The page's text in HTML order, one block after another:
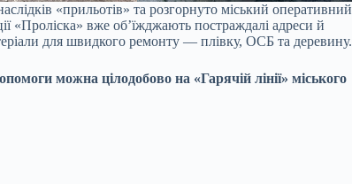
«прильотів» та розгорнуто міський оперативний
«Проліска» вже об’їжджають постраждалі адреси й
для швидкого ремонту — плівку, ОСБ та деревину.
можна цілодобово на «Гарячій лінії» міського